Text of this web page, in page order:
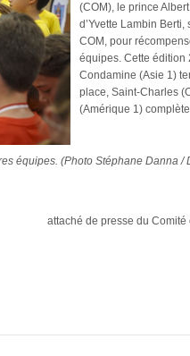
(COM), le prince
d’Yvette Lambin
COM, pour
équipes. Cette édition
Condamine (Asie 1)
place, Saint-Charles
(Amérique 1)
équipes. (Photo Stéphane Danna /
attaché de presse du